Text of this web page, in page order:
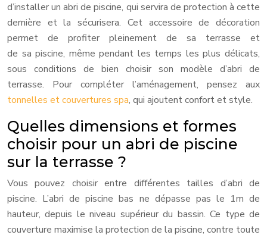
d’installer un abri de piscine, qui servira de protection à cette
dernière et la sécurisera. Cet accessoire de décoration
permet de profiter pleinement de sa terrasse et
de sa piscine, même pendant les temps les plus délicats,
sous conditions de bien choisir son modèle d’abri de
terrasse. Pour compléter l’aménagement, pensez aux
tonnelles et couvertures spa, qui ajoutent confort et style.
Quelles dimensions et formes
choisir pour un abri de piscine
sur la terrasse ?
Vous pouvez choisir entre différentes tailles d’abri de
piscine. L’abri de piscine bas ne dépasse pas le 1m de
hauteur, depuis le niveau supérieur du bassin. Ce type de
couverture maximise la protection de la piscine, contre toute